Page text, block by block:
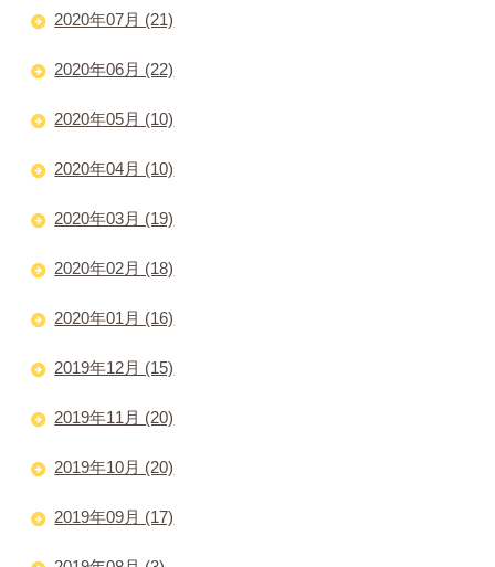
2020年07月 (21)
2020年06月 (22)
2020年05月 (10)
2020年04月 (10)
2020年03月 (19)
2020年02月 (18)
2020年01月 (16)
2019年12月 (15)
2019年11月 (20)
2019年10月 (20)
2019年09月 (17)